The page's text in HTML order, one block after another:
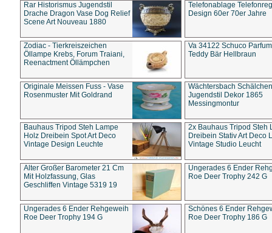
Rar Historismus Jugendstil
Drache Dragon Vase Dog Relief
Scene Art Nouveau 1880
Telefonablage
Design 60er 70er Jahre
Zodiac - Tierkreiszeichen
Öllampe Krebs, Forum Traiani,
Reenactment Öllämpchen
Va 34122 Schuco
Teddy Bär Hellbraun
Originale Meissen Fuss - Vase
Rosenmuster Mit Goldrand
Wächtersbach Schälchen
Jugendstil Dekor 1865
Messingmontur
Bauhaus Tripod Steh Lampe
Holz Dreibein Spot Art Deco
Vintage Design Leuchte
2x Bauhaus Tripod Steh
Dreibein Stativ Art Deco
Vintage Studio Leucht
Alter Großer Barometer 21 Cm
Mit Holzfassung, Glas
Geschliffen Vintage 5319 19
Ungerades 6 Ender
Roe Deer Trophy 242 G
Ungerades 6 Ender Rehgeweih
Roe Deer Trophy 194 G
Schönes 6 Ender
Roe Deer Trophy 186 G